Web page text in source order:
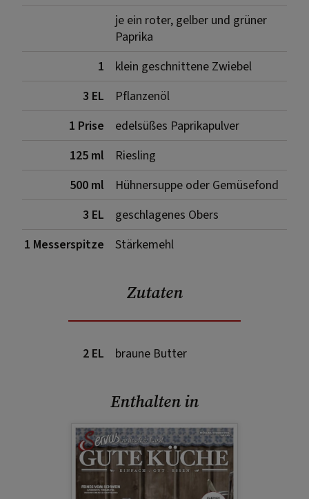
je ein roter, gelber und grüner
Paprika
1
klein geschnittene Zwiebel
3 EL
Pflanzenöl
1 Prise
edelsüßes Paprikapulver
125 ml
Riesling
500 ml
Hühnersuppe oder Gemüsefond
3 EL
geschlagenes Obers
1 Messerspitze
Stärkemehl
Zutaten
2 EL braune Butter
Enthalten in